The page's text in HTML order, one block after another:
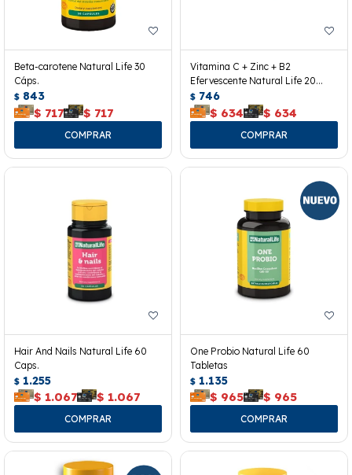
Beta-carotene Natural Life 30
Cáps.
$ 843
$ 717 $ 717
Vitamina C + Zinc + B2
Efervescente Natural Life 20
Tabletas
$ 746
$ 634 $ 634
Hair And Nails Natural Life 60
Caps.
$ 1.255
$ 1.067 $ 1.067
One Probio Natural Life 60
Tabletas
$ 1.135
$ 965 $ 965